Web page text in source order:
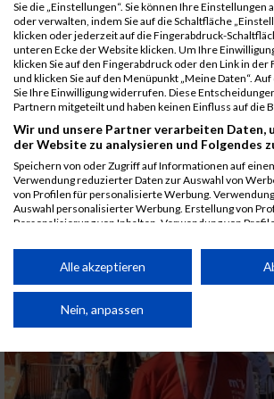
ALBUM B2RUN MÜNCHEN, B2RUN /
Sie die „Einstellungen“. Sie können Ihre Einstellungen
oder verwalten, indem Sie auf die Schaltfläche
klicken oder jederzeit auf die Fingerabdruck-
unteren Ecke der Website klicken. Um Ihre
klicken Sie auf den Fingerabdruck oder den Link in
und klicken Sie auf den Menüpunkt „Meine Daten“.
Sie Ihre Einwilligung widerrufen. Diese
Partnern mitgeteilt und haben keinen Einfluss auf die
Wir und unsere Partner verarbeiten Daten,
der Website zu analysieren und Folgendes
Speichern von oder Zugriff auf Informationen auf
Verwendung reduzierter Daten zur Auswahl von
von Profilen für personalisierte Werbung.
Auswahl personalisierter Werbung. Erstellung von
Personalisierung von Inhalten. Verwendung von
Performance von Inhalten. Analyse von Zielgruppen
Kombinationen von Daten aus verschiedenen
von Inhalten.
Daten können außerhalb der Europäischen Union
Website/App.
Partnerliste anzeigen (1 IAB-Anbieter)
Alle akzeptieren
Nein, anpassen